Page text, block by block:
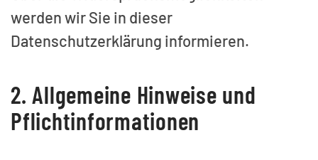
werden wir Sie in dieser
Datenschutzerklärung informieren.
2. Allgemeine Hinweise und
Pflichtinformationen